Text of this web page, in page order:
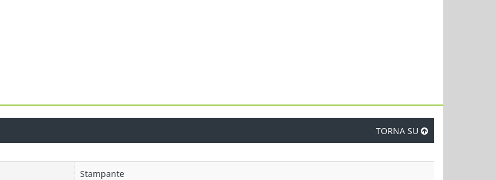
TORNA SU
Stampante